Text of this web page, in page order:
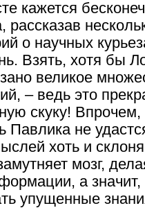
кажется
рассказав
о научных
Взять, хотя бы
великое
– ведь это
скуку!
Павлика не
хоть и
мозг,
а значит,
упущенные